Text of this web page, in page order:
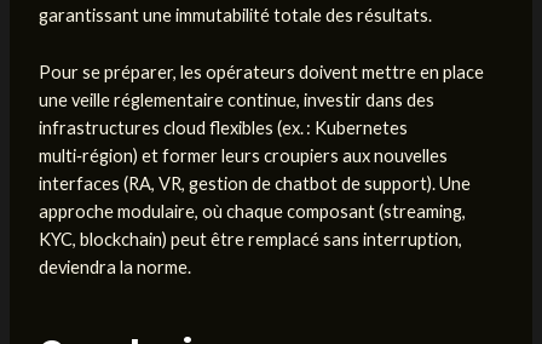
garantissant une immutabilité totale des résultats.
Pour se préparer, les opérateurs doivent mettre en place
une veille réglementaire continue, investir dans des
infrastructures cloud flexibles (ex. : Kubernetes
multi‑région) et former leurs croupiers aux nouvelles
interfaces (RA, VR, gestion de chatbot de support). Une
approche modulaire, où chaque composant (streaming,
KYC, blockchain) peut être remplacé sans interruption,
deviendra la norme.